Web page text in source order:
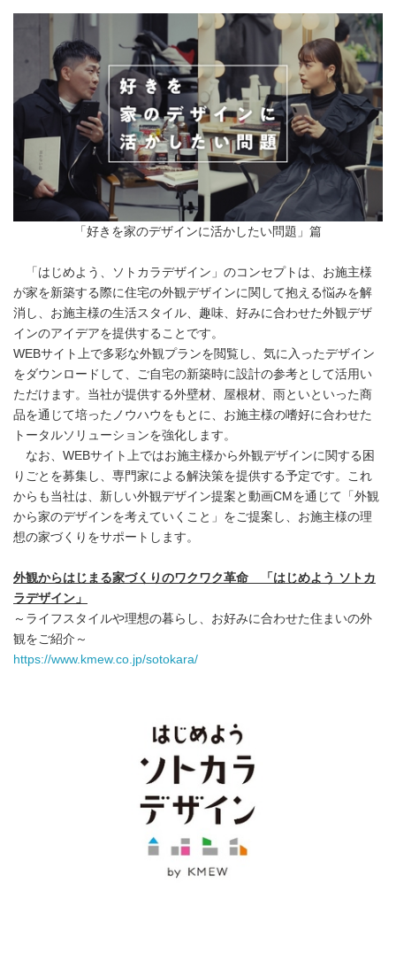
「好きを家のデザインに活かしたい問題」篇
「はじめよう、ソトカラデザイン」のコンセプトは、お施主様
が家を新築する際に住宅の外観デザインに関して抱える悩みを解
消し、お施主様の生活スタイル、趣味、好みに合わせた外観デザ
インのアイデアを提供することです。
WEBサイト上で多彩な外観プランを閲覧し、気に入ったデザイン
をダウンロードして、ご自宅の新築時に設計の参考として活用い
ただけます。当社が提供する外壁材、屋根材、雨といといった商
品を通じて培ったノウハウをもとに、お施主様の嗜好に合わせた
トータルソリューションを強化します。
なお、WEBサイト上ではお施主様から外観デザインに関する困
りごとを募集し、専門家による解決策を提供する予定です。これ
からも当社は、新しい外観デザイン提案と動画CMを通じて「外観
から家のデザインを考えていくこと」をご提案し、お施主様の理
想の家づくりをサポートします。
外観からはじまる家づくりのワクワク革命 「はじめよう ソトカ
ラデザイン」
～ライフスタイルや理想の暮らし、お好みに合わせた住まいの外
観をご紹介～
https://www.kmew.co.jp/sotokara/